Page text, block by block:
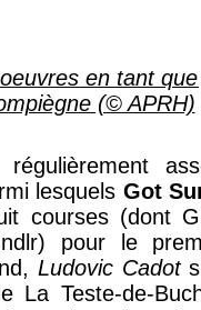
en tant
(© APRH)
lesquels Got
courses (dont
pour le
Ludovic Cadot
La Teste-de-